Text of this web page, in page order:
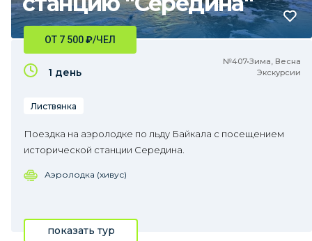
№407•Зима, Весна
Экскурсии
ОТ 7 500₽/ЧЕЛ
1 день
Листвянка
Поездка на аэролодке по льду Байкала с посещением
исторической станции Середина.
Аэролодка (хивус)
показать тур